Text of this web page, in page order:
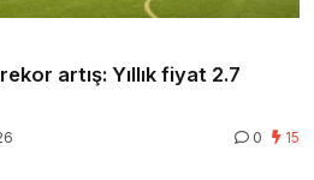
artış: Yıllık fiyat 2.7
0 15